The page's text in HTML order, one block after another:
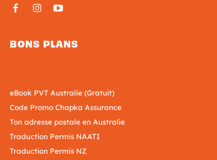
BONS PLANS
eBook PVT Australie (Gratuit)
Code Promo Chapka Assurance
Ton adresse postale en Australie
Traduction Permis NAATI
Traduction Permis NZ